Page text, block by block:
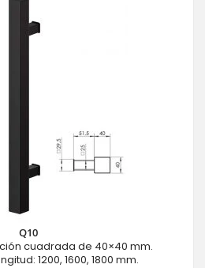
Q10
cuadrada de 40×40 mm.
1200, 1600, 1800 mm.